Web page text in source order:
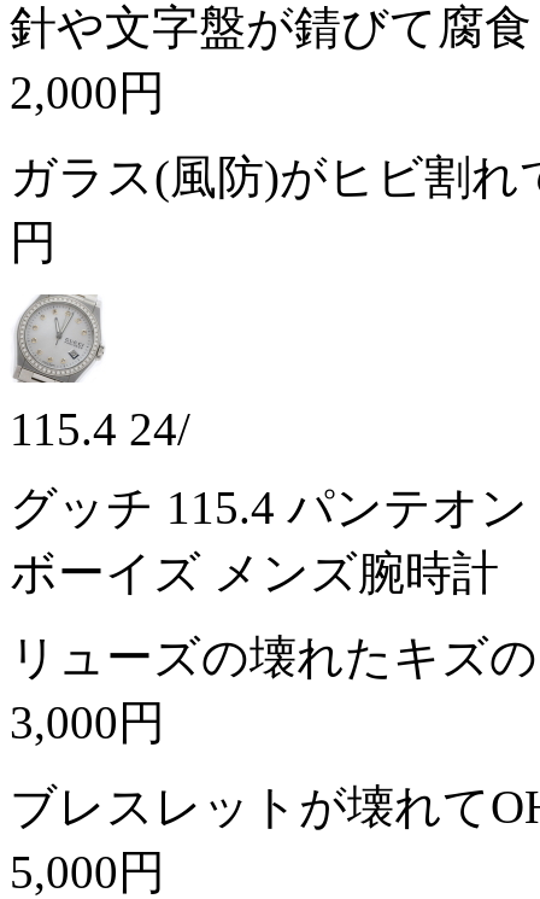
針や文字盤が錆びて腐
2,000円
ガラス(風防)がヒビ割
円
115.4 24/
グッチ 115.4 パンテオ
ボーイズ メンズ腕時計
リューズの壊れたキズ
3,000円
ブレスレットが壊れて
5,000円